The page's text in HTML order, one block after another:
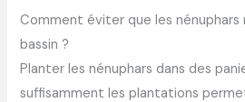
Comment éviter que les nénuphars
bassin ?
Planter les nénuphars dans des
suffisamment les plantations